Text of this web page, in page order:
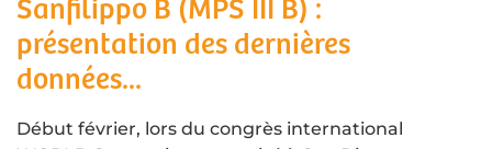
Sanfilippo B (MPS III B) :
présentation des dernières
données...
Début février, lors du congrès international